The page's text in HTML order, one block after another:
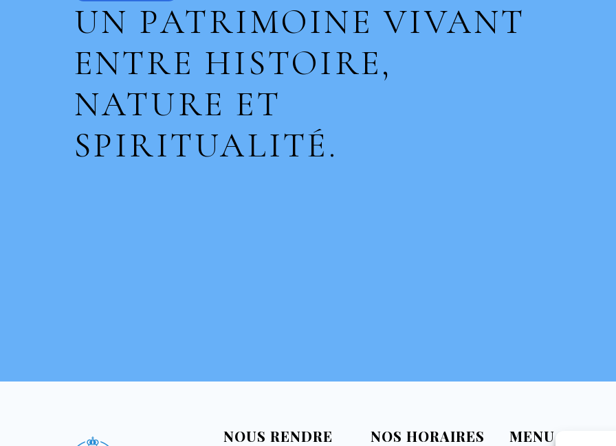
UN PATRIMOINE VIVANT
ENTRE HISTOIRE,
NATURE ET
SPIRITUALITÉ.
NOUS RENDRE
NOS HORAIRES MENU